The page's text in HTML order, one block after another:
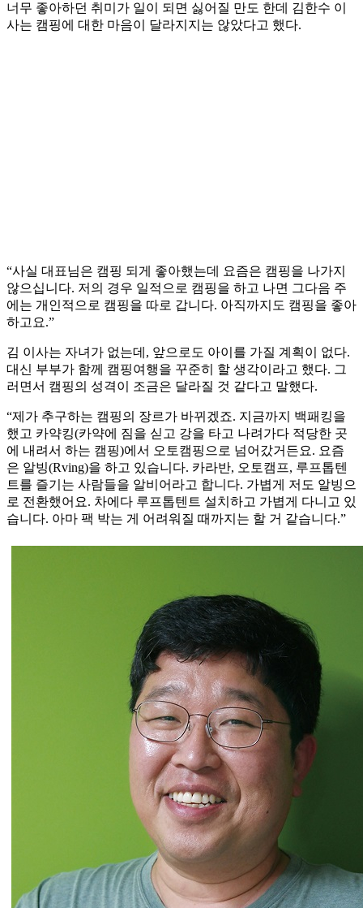
너무 좋아하던 취미가 일이 되면 싫어질 만도 한데 김한수 이
사는 캠핑에 대한 마음이 달라지지는 않았다고 했다.
“사실 대표님은 캠핑 되게 좋아했는데 요즘은 캠핑을 나가지
않으십니다. 저의 경우 일적으로 캠핑을 하고 나면 그다음 주
에는 개인적으로 캠핑을 따로 갑니다. 아직까지도 캠핑을 좋아
하고요.”
김 이사는 자녀가 없는데, 앞으로도 아이를 가질 계획이 없다.
대신 부부가 함께 캠핑여행을 꾸준히 할 생각이라고 했다. 그
러면서 캠핑의 성격이 조금은 달라질 것 같다고 말했다.
“제가 추구하는 캠핑의 장르가 바뀌겠죠. 지금까지 백패킹을
했고 카약킹(카약에 짐을 싣고 강을 타고 나려가다 적당한 곳
에 내려서 하는 캠핑)에서 오토캠핑으로 넘어갔거든요. 요즘
은 알빙(Rving)을 하고 있습니다. 카라반, 오토캠프, 루프톱텐
트를 즐기는 사람들을 알비어라고 합니다. 가볍게 저도 알빙으
로 전환했어요. 차에다 루프톱텐트 설치하고 가볍게 다니고 있
습니다. 아마 팩 박는 게 어려워질 때까지는 할 거 같습니다.”